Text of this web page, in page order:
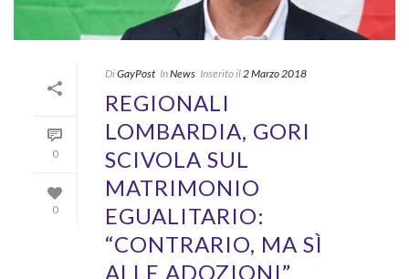
0
0
DiGayPost InNews Inserito il2 Marzo 2018
REGIONALI
LOMBARDIA, GORI
SCIVOLA SUL
MATRIMONIO
EGUALITARIO:
“CONTRARIO, MA SÌ
ALLE ADOZIONI”